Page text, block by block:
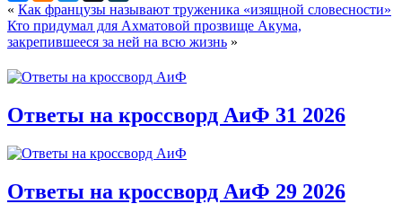
« Как французы называют труженика «изящной словесности»
Кто придумал для Ахматовой прозвище Акума,
закрепившееся за ней на всю жизнь »
Ответы на кроссворд АиФ 31 2026
Ответы на кроссворд АиФ 29 2026